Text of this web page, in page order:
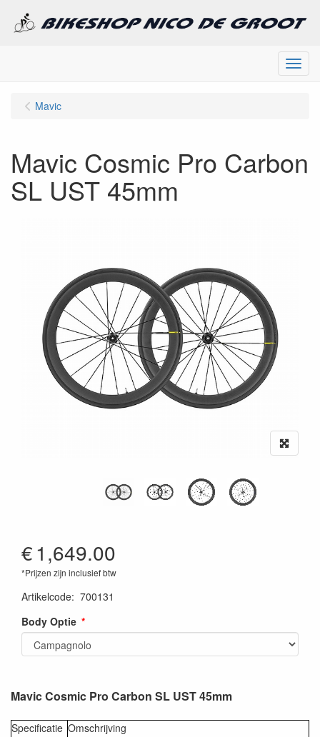
Menu
Mavic
Mavic Cosmic Pro Carbon
SL UST 45mm
€1,649.00
*Prijzen zijn inclusief btw
Artikelcode: 700131
Body Optie
Mavic Cosmic Pro Carbon SL UST 45mm
Specificatie Omschrijving